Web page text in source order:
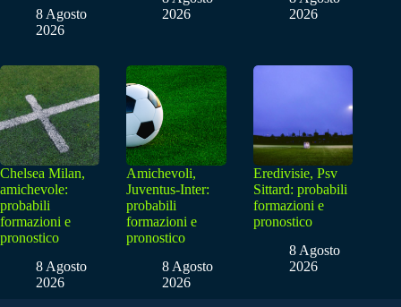
8 Agosto
2026
2026
2026
Chelsea Milan,
amichevole:
probabili
formazioni e
pronostico
8 Agosto
2026
Amichevoli,
Juventus-Inter:
probabili
formazioni e
pronostico
8 Agosto
2026
Eredivisie, Psv
Sittard: probabili
formazioni e
pronostico
8 Agosto
2026